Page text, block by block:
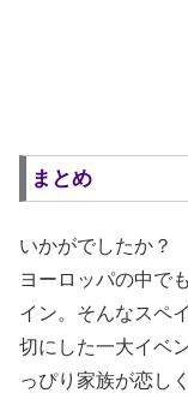
まとめ
いかがでしたか？
ヨーロッパの中で
イン。そんなスペ
切にした一大イベ
っぴり家族が恋し